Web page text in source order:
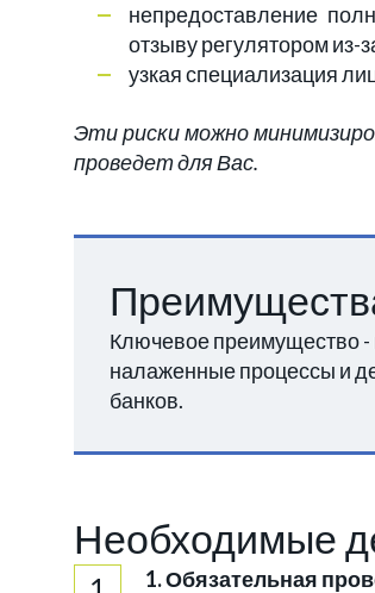
непредоставление
отзыву регулятором из-
узкая специализация
Эти риски можно
проведет для Вас.
Ключевое преимущество -
налаженные процессы и
банков.
Необходимые
1. Обязательная